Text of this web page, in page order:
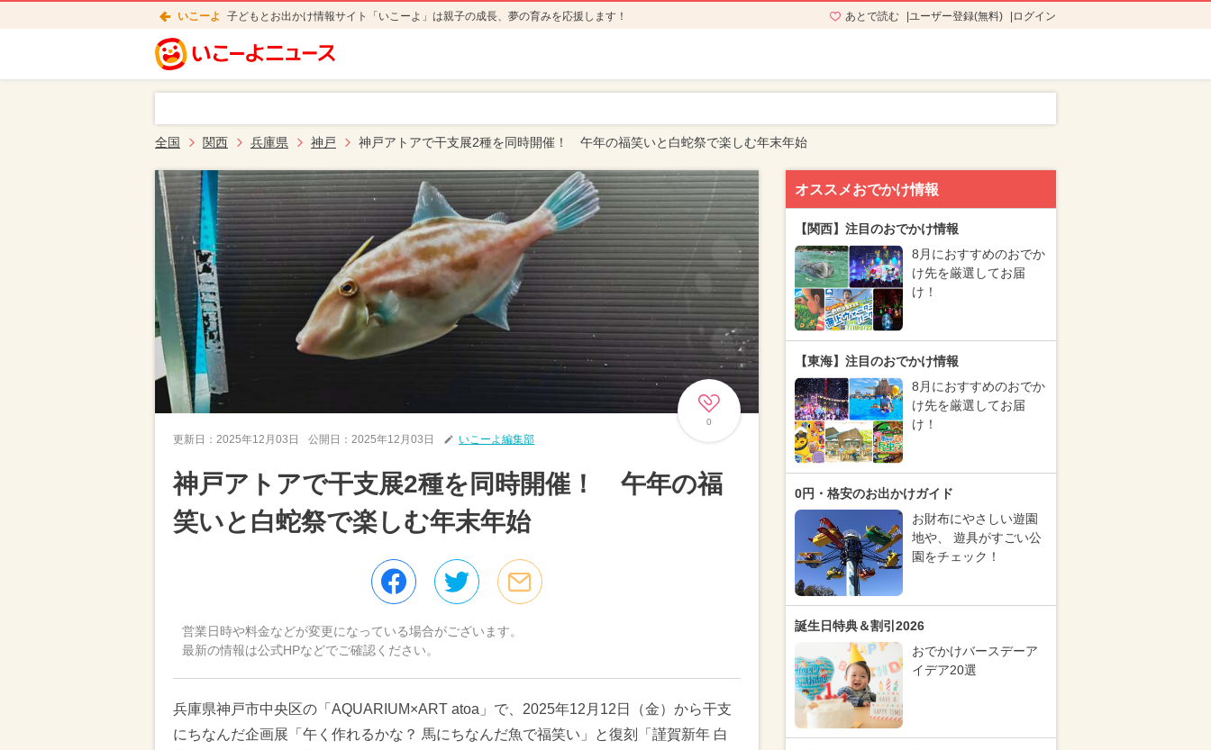
いこーよ 子どもとお出かけ情報サイト「いこーよ」は親子の成長、夢の育みを応援します！ あとで読む ユーザー登録(無料) ログイン
全国 関西 兵庫県 神戸 神戸アトアで干支展2種を同時開催！ 午年の福笑いと白蛇祭で楽しむ年末年始
0
更新日： 2025年12月03日 公開日： 2025年12月03日 いこーよ編集部
神戸アトアで干支展2種を同時開催！ 午年の福
笑いと白蛇祭で楽しむ年末年始
営業日時や料金などが変更になっている場合がございます。
最新の情報は公式HPなどでご確認ください。
兵庫県神戸市中央区の「AQUARIUM×ART atoa」で、2025年12月12日（金）から干支
にちなんだ企画展「午く作れるかな？ 馬にちなんだ魚で福笑い」と復刻「謹賀新年 白
オススメおでかけ情報
【関西】注目のおでかけ情報
8月におすすめのおでか
け先を厳選してお届
け！
【東海】注目のおでかけ情報
8月におすすめのおでか
け先を厳選してお届
け！
0円・格安のお出かけガイド
お財布にやさしい遊園
地や、 遊具がすごい公
園をチェック！
誕生日特典＆割引2026
おでかけバースデーア
イデア20選